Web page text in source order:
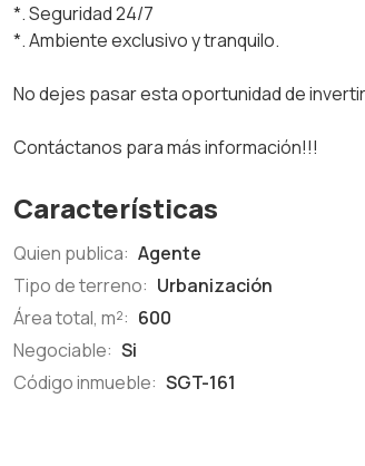
*. Seguridad 24/7
*. Ambiente exclusivo y tranquilo.
No dejes pasar esta oportunidad de
Contáctanos para más información!!!
Características
Quien publica: Agente
Tipo de terreno: Urbanización
Área total, m²: 600
Negociable: Si
Código inmueble: SGT-161